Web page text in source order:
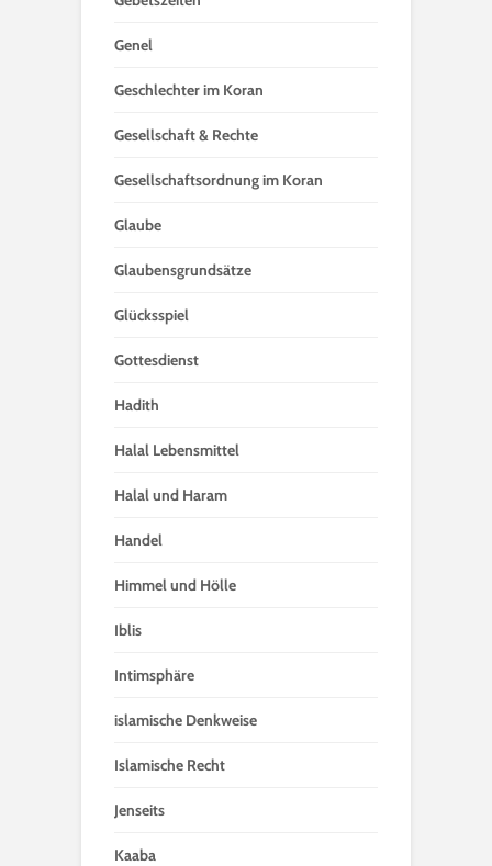
Genel
Geschlechter im Koran
Gesellschaft & Rechte
Gesellschaftsordnung im Koran
Glaube
Glaubensgrundsätze
Glücksspiel
Gottesdienst
Hadith
Halal Lebensmittel
Halal und Haram
Handel
Himmel und Hölle
Iblis
Intimsphäre
islamische Denkweise
Islamische Recht
Jenseits
Kaaba